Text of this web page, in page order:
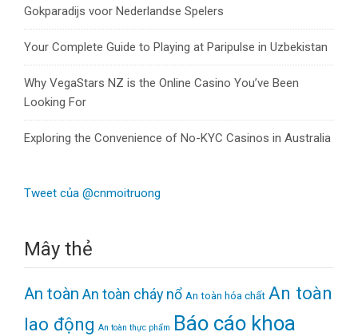
Gokparadijs voor Nederlandse Spelers
Your Complete Guide to Playing at Paripulse in Uzbekistan
Why VegaStars NZ is the Online Casino You’ve Been
Looking For
Exploring the Convenience of No-KYC Casinos in Australia
Tweet của @cnmoitruong
Mây thẻ
An toàn An toàn cháy nổ An toàn hóa chất An toàn
lao động An toàn thực phẩm Báo cáo khoa